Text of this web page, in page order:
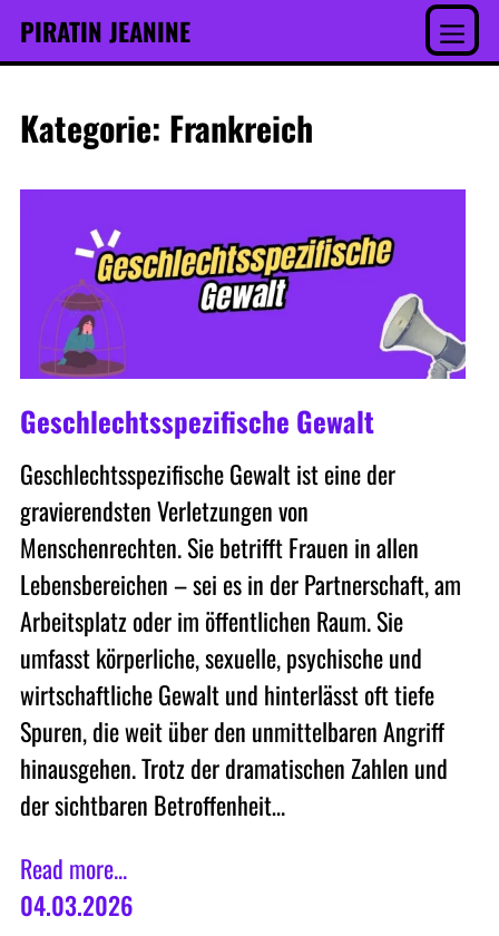
springen
Skip
to
PIRATIN JEANINE
Menu
Kategorie: Frankreich
Geschlechtsspezifische Gewalt
Geschlechtsspezifische Gewalt ist eine der
gravierendsten Verletzungen von
Menschenrechten. Sie betrifft Frauen in allen
Lebensbereichen – sei es in der Partnerschaft, am
Arbeitsplatz oder im öffentlichen Raum. Sie
umfasst körperliche, sexuelle, psychische und
wirtschaftliche Gewalt und hinterlässt oft tiefe
Spuren, die weit über den unmittelbaren Angriff
hinausgehen. Trotz der dramatischen Zahlen und
der sichtbaren Betroffenheit…
Read more...
04.03.2026